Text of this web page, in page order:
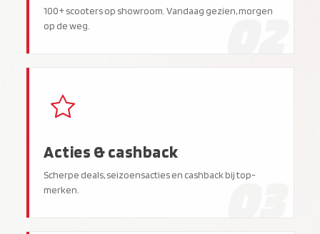
100+ scooters op showroom. Vandaag gezien, morgen
op de weg.
02
Acties & cashback
Scherpe deals, seizoensacties en cashback bij top-
merken.
03